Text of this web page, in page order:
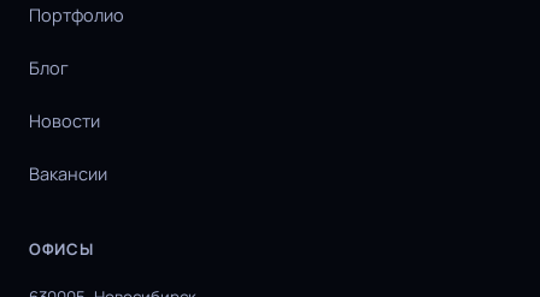
Портфолио
Блог
Новости
Вакансии
ОФИСЫ